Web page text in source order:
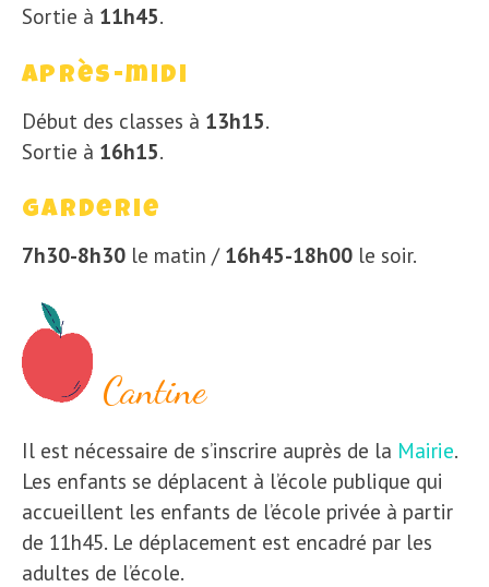
Sortie à 11h45.
Après-midi
Début des classes à 13h15.
Sortie à 16h15.
Garderie
7h30-8h30 le matin / 16h45-18h00 le soir.
Cantine
Il est nécessaire de s’inscrire auprès de la Mairie.
Les enfants se déplacent à l’école publique qui
accueillent les enfants de l’école privée à partir
de 11h45. Le déplacement est encadré par les
adultes de l’école.